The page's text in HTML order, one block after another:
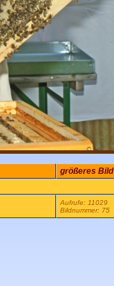
größeres Bild
Aufrufe: 11029
Bildnummer: 75